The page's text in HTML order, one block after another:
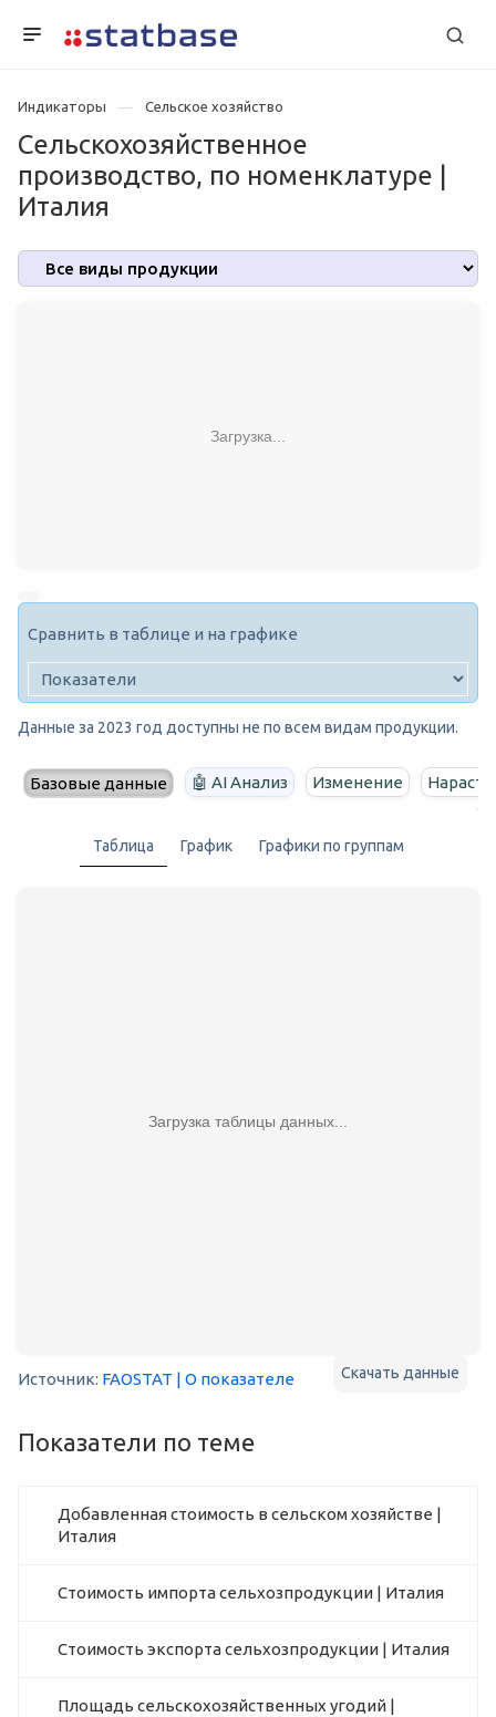
Индикаторы Сельское хозяйство
Сельскохозяйственное
производство, по номенклатуре |
Италия
Загрузка...
Сравнить в таблице и на графике
Данные за 2023 год доступны не по всем видам продукции.
Базовые данные 🤖 AI Анализ Изменение
Таблица График Графики по группам
Загрузка таблицы данных...
Скачать данные
Источник: FAOSTAT | О показателе
Показатели по теме
Добавленная стоимость в сельском хозяйстве |
Италия
Стоимость импорта сельхозпродукции | Италия
Стоимость экспорта сельхозпродукции | Италия
Площадь сельскохозяйственных угодий |